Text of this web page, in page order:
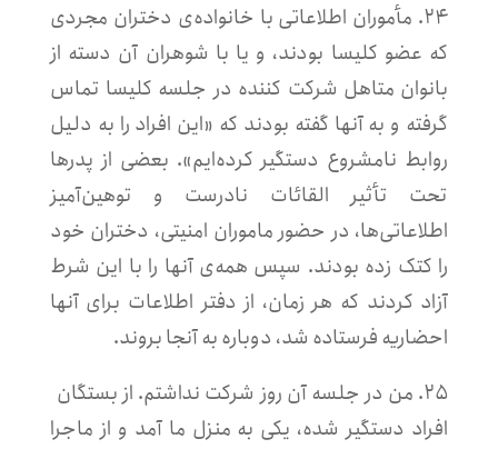
۲۴. مأموران اطلاعاتی با خانواده‌ی دختران مجردی
که عضو کلیسا بودند، و یا با شوهران آن دسته از
بانوان متاهل شرکت کننده در جلسه کلیسا تماس
گرفته و به آنها گفته بودند که «این افراد را به دلیل
روابط نامشروع دستگیر کرده‌ایم». بعضی از پدرها
تحت تأثیر القائات نادرست و توهین‌آمیز
اطلاعاتی‌ها، در حضور ماموران امنیتی، دختران خود
را کتک زده بودند. سپس همه‌ی آنها را با این شرط
آزاد کردند که هر زمان، از دفتر اطلاعات برای آنها
احضاریه فرستاده شد، دوباره به آنجا بروند.
۲۵. من در جلسه آن روز شرکت نداشتم. از بستگان
افراد دستگیر شده، یکی به منزل ما آمد و از ماجرا